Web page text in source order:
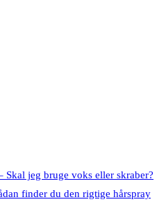
Skal jeg bruge voks eller skraber?
finder du den rigtige hårspray